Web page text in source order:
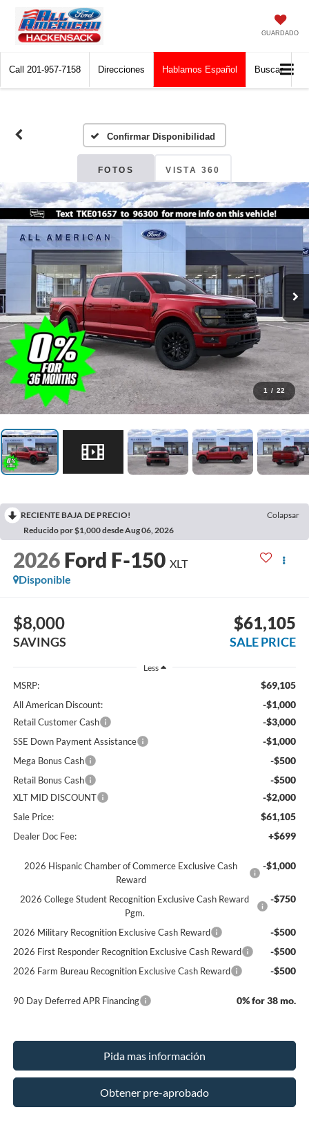
GUARDADO
Call 201-957-7158 Direcciones Hablamos Español Buscar
Confirmar Disponibilidad
FOTOS VISTA 360
1 / 22
RECIENTE BAJA DE PRECIO!
Colapsar
Reducido por $1,000 desde Aug 06, 2026
2026 Ford F-150 XLT
Disponible
$8,000
SAVINGS
$61,105
SALE PRICE
Less
MSRP: $69,105
All American Discount: -$1,000
Retail Customer Cash -$3,000
SSE Down Payment Assistance -$1,000
Mega Bonus Cash -$500
Retail Bonus Cash -$500
XLT MID DISCOUNT -$2,000
Sale Price: $61,105
Dealer Doc Fee: +$699
2026 Hispanic Chamber of Commerce Exclusive Cash
Reward
-$1,000
2026 College Student Recognition Exclusive Cash Reward
Pgm.
-$750
2026 Military Recognition Exclusive Cash Reward -$500
2026 First Responder Recognition Exclusive Cash Reward -$500
2026 Farm Bureau Recognition Exclusive Cash Reward -$500
90 Day Deferred APR Financing 0% for 38 mo.
Pida mas información
Obtener pre-aprobado